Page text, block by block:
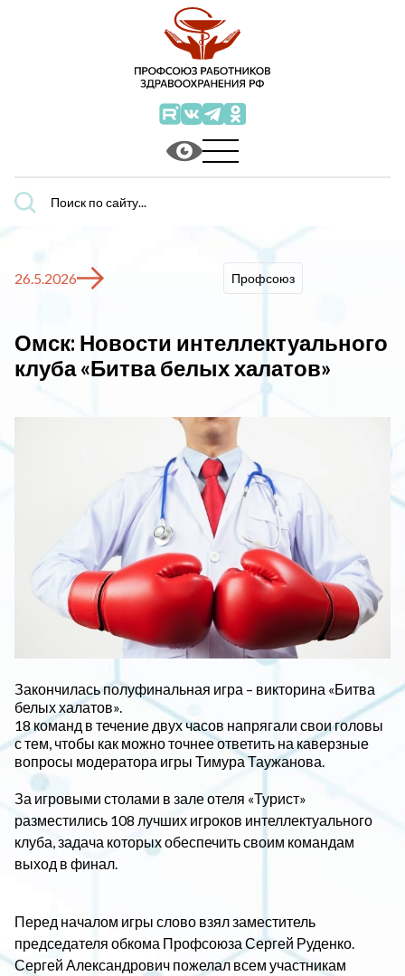
Поиск
по
26.5.2026 Профсоюз
Омск: Новости интеллектуального
клуба «Битва белых халатов»
Закончилась полуфинальная игра – викторина «Битва
белых халатов».
18 команд в течение двух часов напрягали свои головы
с тем, чтобы как можно точнее ответить на каверзные
вопросы модератора игры Тимура Таужанова.
За игровыми столами в зале отеля «Турист»
разместились 108 лучших игроков интеллектуального
клуба, задача которых обеспечить своим командам
выход в финал.
Перед началом игры слово взял заместитель
председателя обкома Профсоюза Сергей Руденко.
Сергей Александрович пожелал всем участникам